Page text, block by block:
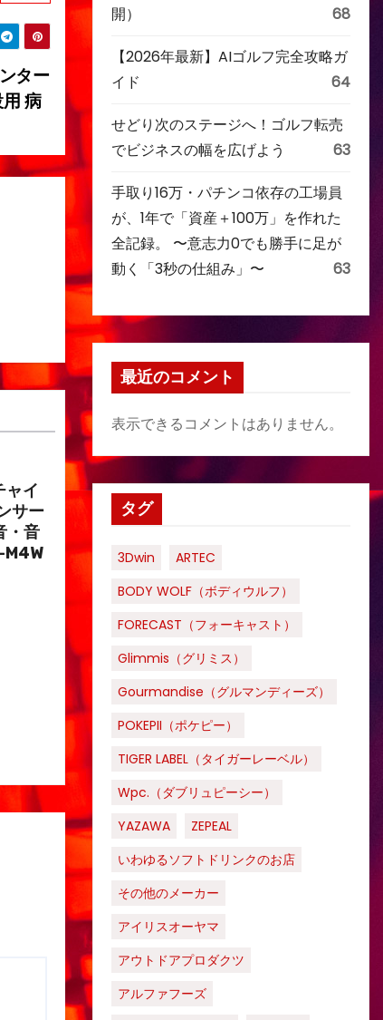
ター
病
ャイ
サー
・音
M4W
開）
68
【2026年最新】AIゴルフ完全攻略ガ
イド
64
せどり次のステージへ！ゴルフ転売
でビジネスの幅を広げよう
63
手取り16万・パチンコ依存の工場員
が、1年で「資産＋100万」を作れた
全記録。 〜意志力0でも勝手に足が
動く「3秒の仕組み」〜
63
最近のコメント
表示できるコメントはありません。
タグ
3Dwin
ARTEC
BODY WOLF（ボディウルフ）
FORECAST（フォーキャスト）
Glimmis（グリミス）
Gourmandise（グルマンディーズ）
POKEPII（ポケピー）
TIGER LABEL（タイガーレーベル）
Wpc.（ダブリュピーシー）
YAZAWA
ZEPEAL
いわゆるソフトドリンクのお店
その他のメーカー
アイリスオーヤマ
アウトドアプロダクツ
アルファフーズ